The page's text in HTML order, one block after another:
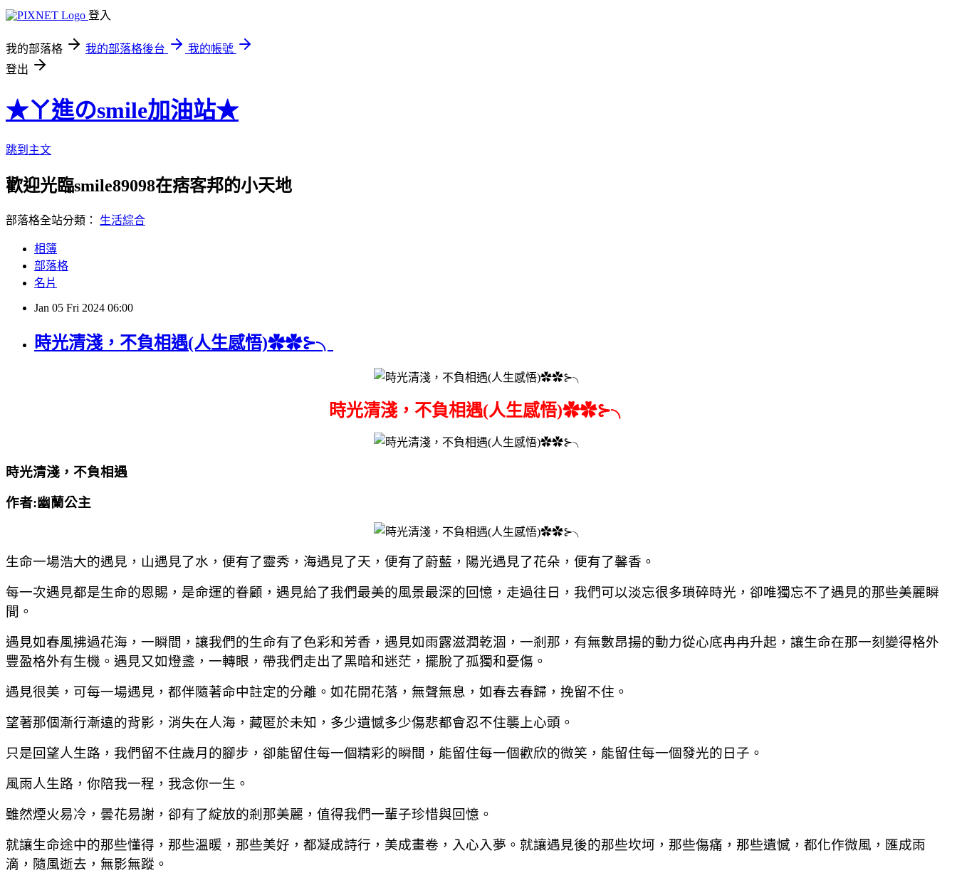
登入
我的部落格 我的部落格後台
我的帳號
登出
★ㄚ進のsmile加油站★
跳到主文
歡迎光臨smile89098在痞客邦的小天地
部落格全站分類： 生活綜合
相簿
部落格
名片
Jan 05 Fri 2024 06:00
時光清淺，不負相遇(人生感悟)✿✿⊱╮
時光清淺，不負相遇(人生感悟)✿✿⊱╮
時光清淺，不負相遇
作者:幽蘭公主
生命一場浩大的遇見，山遇見了水，便有了靈秀，海遇見了天，便有了蔚藍，陽光遇見了花朵，便有了馨香。
每一次遇見都是生命的恩賜，是命運的眷顧，遇見給了我們最美的風景最深的回憶，走過往日，我們可以淡忘很多瑣碎時光，卻唯獨忘不了遇見的那些美麗瞬
間。
遇見如春風拂過花海，一瞬間，讓我們的生命有了色彩和芳香，遇見如雨露滋潤乾涸，一剎那，有無數昂揚的動力從心底冉冉升起，讓生命在那一刻變得格外
豐盈格外有生機。遇見又如燈盞，一轉眼，帶我們走出了黑暗和迷茫，擺脫了孤獨和憂傷。
遇見很美，可每一場遇見，都伴隨著命中註定的分離。如花開花落，無聲無息，如春去春歸，挽留不住。
望著那個漸行漸遠的背影，消失在人海，藏匿於未知，多少遺憾多少傷悲都會忍不住襲上心頭。
只是回望人生路，我們留不住歲月的腳步，卻能留住每一個精彩的瞬間，能留住每一個歡欣的微笑，能留住每一個發光的日子。
風雨人生路，你陪我一程，我念你一生。
雖然煙火易冷，曇花易謝，卻有了綻放的剎那美麗，值得我們一輩子珍惜與回憶。
就讓生命途中的那些懂得，那些溫暖，那些美好，都凝成詩行，美成畫卷，入心入夢。就讓遇見後的那些坎坷，那些傷痛，那些遺憾，都化作微風，匯成雨
滴，隨風逝去，無影無蹤。